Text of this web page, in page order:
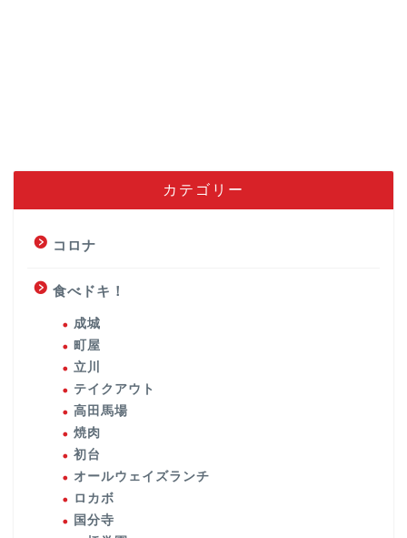
カテゴリー
コロナ
食べドキ！
成城
町屋
立川
テイクアウト
高田馬場
焼肉
初台
オールウェイズランチ
ロカボ
国分寺